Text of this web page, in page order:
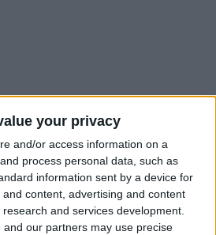
your privacy
and/or access information on a
process personal data, such as
information sent by a device for
content, advertising and content
and services development.
our partners may use precise
de la LFP a validé ce jeudi les
France de Ligue 1 pour la saison